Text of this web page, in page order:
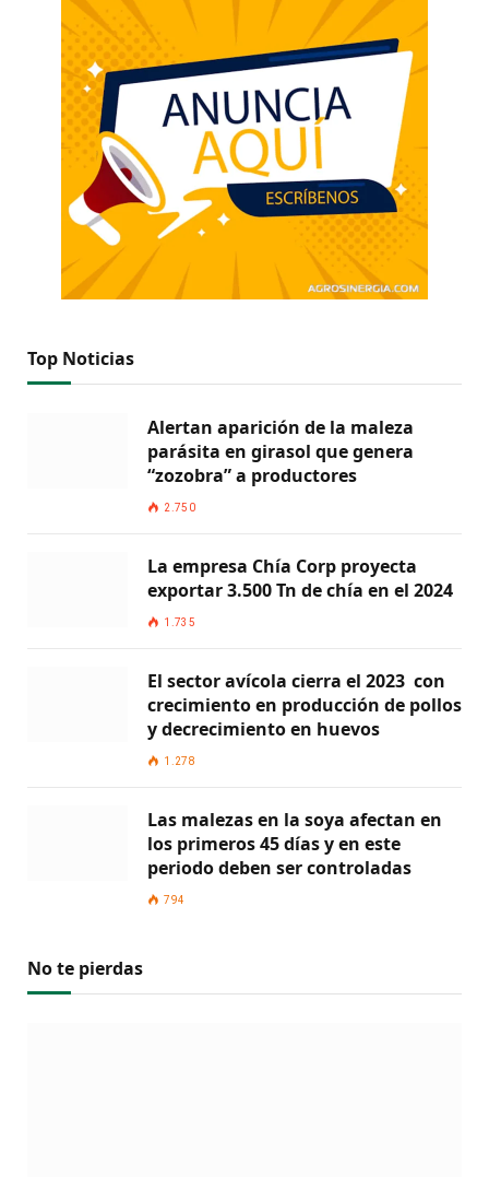
Top Noticias
Alertan aparición de la maleza
parásita en girasol que genera
“zozobra” a productores
2.750
La empresa Chía Corp proyecta
exportar 3.500 Tn de chía en el 2024
1.735
El sector avícola cierra el 2023 con
crecimiento en producción de pollos
y decrecimiento en huevos
1.278
Las malezas en la soya afectan en
los primeros 45 días y en este
periodo deben ser controladas
794
No te pierdas